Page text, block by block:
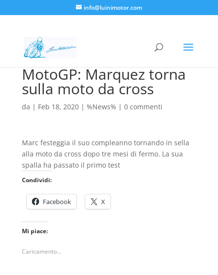
info@luinimotor.com
MotoGP: Marquez torna
sulla moto da cross
da | Feb 18, 2020| %News% | 0 commenti
Marc festeggia il suo compleanno tornando in sella
alla moto da cross dopo tre mesi di fermo. La sua
spalla ha passato il primo test
Condividi:
Facebook X
Mi piace:
Caricamento...